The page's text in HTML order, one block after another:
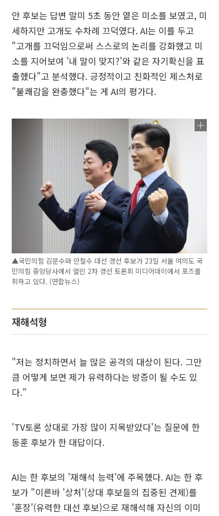
안 후보는 답변 말미 5초 동안 옅은 미소를 보였고, 미
세하지만 고개도 수차례 끄덕였다. AI는 이를 두고
"고개를 끄덕임으로써 스스로의 논리를 강화했고 미
소를 지어보여 '내 말이 맞지?'와 같은 자기확신을 표
출했다"고 분석했다. 긍정적이고 친화적인 제스처로
"불쾌감을 완충했다"는 게 AI의 평가다.
▲국민의힘 김문수와 안철수 대선 경선 후보가 23일 서울 여의도 국
민의힘 중앙당사에서 열린 2차 경선 토론회 미디어데이에서 포즈를
취하고 있다. (연합뉴스)
재해석형
"저는 정치하면서 늘 많은 공격의 대상이 된다. 그만
큼 어떻게 보면 제가 유력하다는 방증이 될 수도 있
다."
'TV토론 상대로 가장 많이 지목받았다'는 질문에 한
동훈 후보가 한 대답이다.
AI는 한 후보의 '재해석 능력'에 주목했다. AI는 한 후
보가 "이른바 '상처'(상대 후보들의 집중된 견제)를
'훈장'(유력한 대선 후보)으로 재해석해 자신의 이미